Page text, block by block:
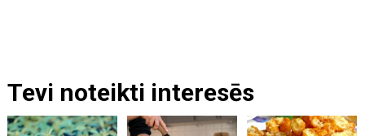
Tevi noteikti interesēs